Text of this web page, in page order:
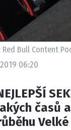
Bull Content
06:20